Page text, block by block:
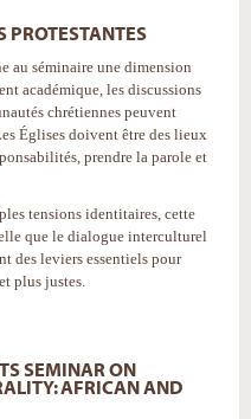
PROTESTANTES
au séminaire une dimension
académique, les discussions
chrétiennes peuvent
Églises doivent être des lieux
prendre la parole et
tensions identitaires, cette
que le dialogue interculturel
des leviers essentiels pour
plus justes.
SEMINAR ON
AFRICAN AND